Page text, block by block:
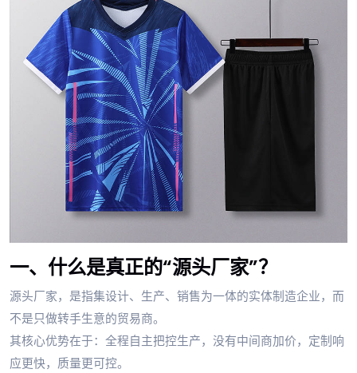
一、什么是真正的“源头厂家”？
源头厂家，是指集设计、生产、销售为一体的实体制造企业，而
不是只做转手生意的贸易商。
其核心优势在于：全程自主把控生产，没有中间商加价，定制响
应更快，质量更可控。